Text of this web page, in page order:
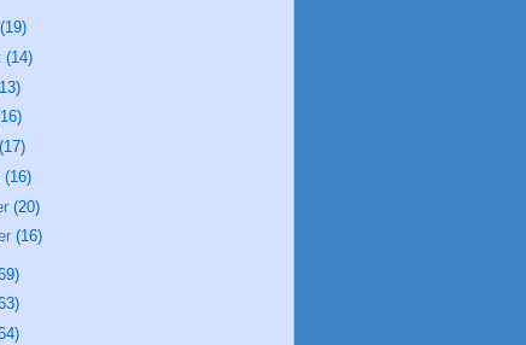
(19)
(14)
(17)
(16)
(20)
(16)